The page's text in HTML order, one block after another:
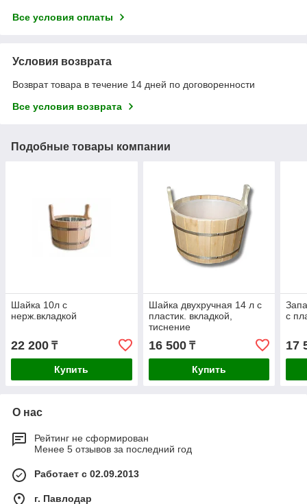
Все условия оплаты
Условия возврата
Возврат товара в течение 14 дней по договоренности
Все условия возврата
Подобные товары компании
Шайка 10л с
нерж.вкладкой
22 200 ₸
Купить
Шайка двухручная 14 л с
пластик. вкладкой,
тиснение
16 500₸
Купить
с
17
О нас
Рейтинг не сформирован
Менее 5 отзывов за последний год
Работает с 02.09.2013
г. Павлодар